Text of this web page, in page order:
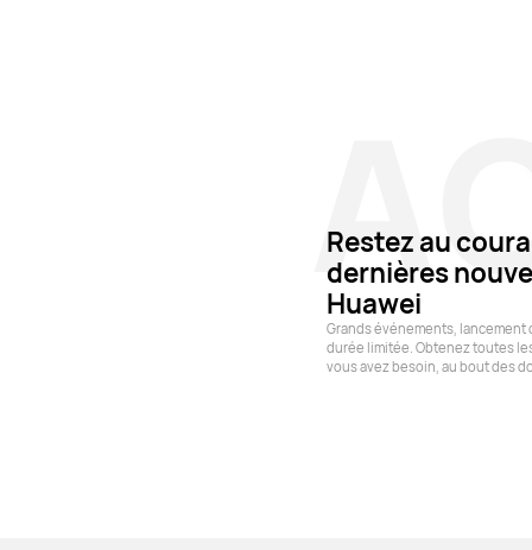
Restez au
dernières
Huawei
Grands événements, lancement
durée limitée. Obtenez toutes
vous avez besoin, au bout des